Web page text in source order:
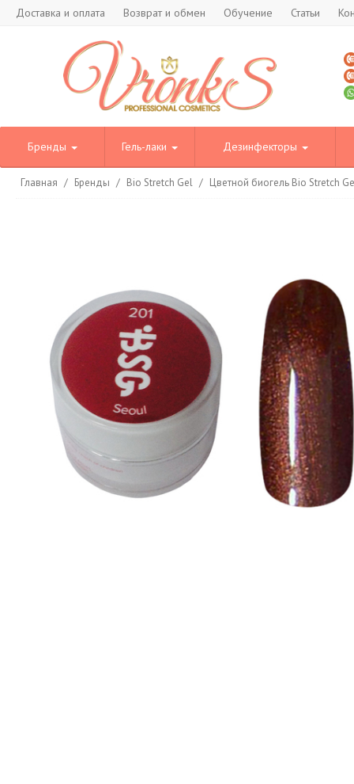
Доставка и оплата Возврат и обмен Обучение Статьи
Бренды Гель-лаки Дезинфекторы
Главная / Бренды / Bio Stretch Gel / Цветной биогель Bio Stretch